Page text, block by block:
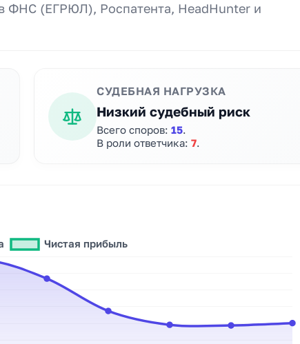
ФНС (ЕГРЮЛ), Роспатента, HeadHunter и
СУДЕБНАЯ НАГРУЗКА
Низкий судебный риск
Всего споров: 15.
В роли ответчика: 7.